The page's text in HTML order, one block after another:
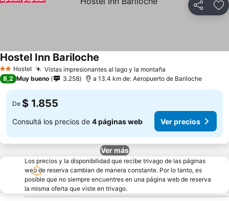
Compartir
2 Estrellas
Hostel Vistas impresionantes al lago y la montaña
Hostel Inn Bariloche
8,2 Muy bueno 3.258 a 13.4 km de: Aeropuerto de Bariloche
De $ 1.855
Consultá los precios de 4 páginas web Ver precios
Ver más
Los precios y la disponibilidad que recibe trivago de las páginas
web de reserva cambian de manera constante. Por lo tanto, es
posible que no siempre encuentres en una página web de reserva
la misma oferta que viste en trivago.